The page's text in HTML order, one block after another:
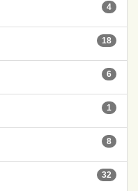
4
18
6
1
8
32